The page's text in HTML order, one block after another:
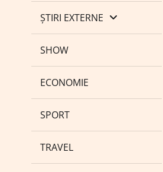
ȘTIRI EXTERNE
SHOW
ECONOMIE
SPORT
TRAVEL